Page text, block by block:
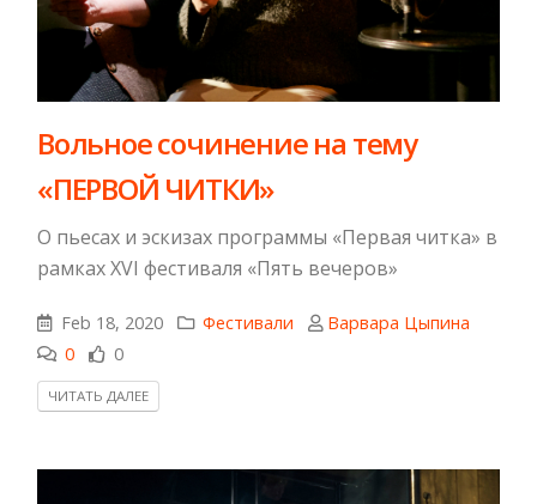
Вольное сочинение на тему
«ПЕРВОЙ ЧИТКИ»
О пьесах и эскизах программы «Первая читка» в
рамках XVI фестиваля «Пять вечеров»
Feb 18, 2020 Фестивали
Варвара Цыпина
0
0
ЧИТАТЬ ДАЛЕЕ